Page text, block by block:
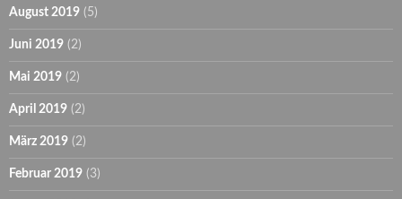
August 2019 (5)
Juni 2019 (2)
Mai 2019 (2)
April 2019 (2)
März 2019 (2)
Februar 2019 (3)